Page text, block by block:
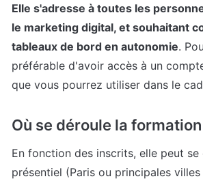
Elle s'adresse à toutes les
le marketing digital, et souhaitant
tableaux de bord en autonomie.
préférable d'avoir accès à un
que vous pourrez utiliser dans le
Où se déroule la
En fonction des inscrits, elle peut se
présentiel (Paris ou principales